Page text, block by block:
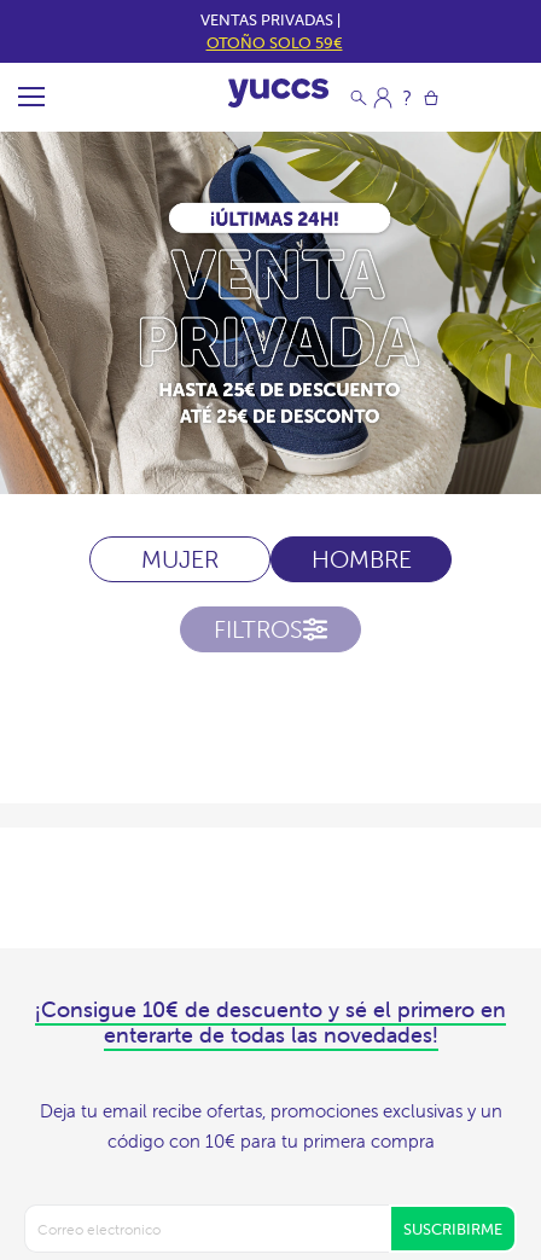
VENTAS PRIVADAS |
OTOÑO SOLO 59€
MUJER HOMBRE
FILTROS
¡Consigue 10€ de descuento y sé el primero en
enterarte de todas las novedades!
Deja tu email recibe ofertas, promociones exclusivas y un
código con 10€ para tu primera compra
SUSCRIBIRME